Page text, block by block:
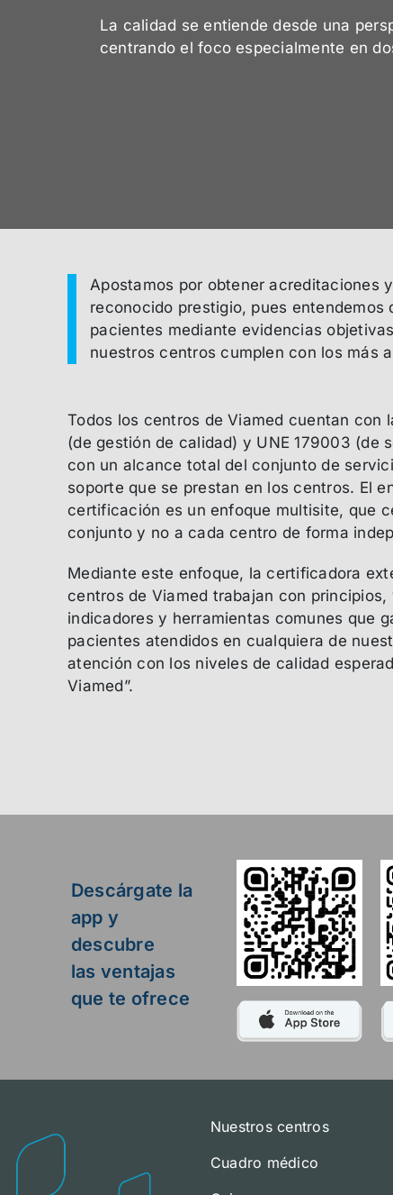
La calidad se entiende desde una
centrando el foco especialmente en
Apostamos por obtener acreditaciones
reconocido prestigio, pues
pacientes mediante evidencias
nuestros centros cumplen con los más
Todos los centros de Viamed cuentan con
(de gestión de calidad) y UNE 179003 (de
con un alcance total del conjunto de
soporte que se prestan en los centros. El
certificación es un enfoque multisite, que
conjunto y no a cada centro de forma
Mediante este enfoque, la certificadora
centros de Viamed trabajan con
indicadores y herramientas comunes que
pacientes atendidos en cualquiera de
atención con los niveles de calidad
Viamed”.
Descárgate la
app y
descubre
las ventajas
que te ofrece
Nuestros centros
Cuadro médico